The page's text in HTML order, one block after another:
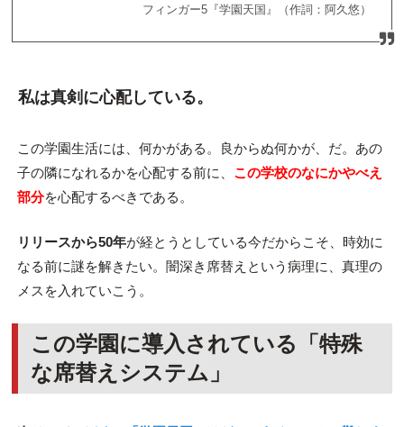
フィンガー5『学園天国』（作詞：阿久悠）
私は真剣に心配している。
この学園生活には、何かがある。良からぬ何かが、だ。あの
子の隣になれるかを心配する前に、 この学校のなにかやべえ
部分を心配するべきである。
リリースから50年が経とうとしている今だからこそ、時効に
なる前に謎を解きたい。闇深き席替えという病理に、真理の
メスを入れていこう。
この学園に導入されている「特殊
な席替えシステム」